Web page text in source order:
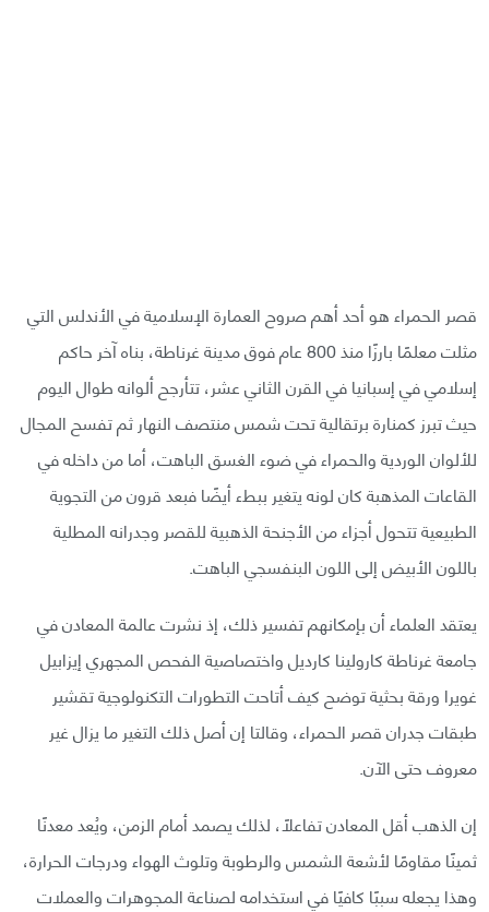
قصر الحمراء هو أحد أهم صروح العمارة الإسلامية في الأندلس التي
مثلت معلمًا بارزًا منذ 800 عام فوق مدينة غرناطة، بناه آخر حاكم
إسلامي في إسبانيا في القرن الثاني عشر، تتأرجح ألوانه طوال اليوم
حيث تبرز كمنارة برتقالية تحت شمس منتصف النهار ثم تفسح المجال
للألوان الوردية والحمراء في ضوء الغسق الباهت، أما من داخله في
القاعات المذهبة كان لونه يتغير ببطء أيضًا فبعد قرون من التجوية
الطبيعية تتحول أجزاء من الأجنحة الذهبية للقصر وجدرانه المطلية
باللون الأبيض إلى اللون البنفسجي الباهت.
يعتقد العلماء أن بإمكانهم تفسير ذلك، إذ نشرت عالمة المعادن في
جامعة غرناطة كارولينا كارديل واختصاصية الفحص المجهري إيزابيل
غويرا ورقة بحثية توضح كيف أتاحت التطورات التكنولوجية تقشير
طبقات جدران قصر الحمراء، وقالتا إن أصل ذلك التغير ما يزال غير
معروف حتى الآن.
إن الذهب أقل المعادن تفاعلًا، لذلك يصمد أمام الزمن، ويُعد معدنًا
ثمينًا مقاومًا لأشعة الشمس والرطوبة وتلوث الهواء ودرجات الحرارة،
وهذا يجعله سببًا كافيًا في استخدامه لصناعة المجوهرات والعملات